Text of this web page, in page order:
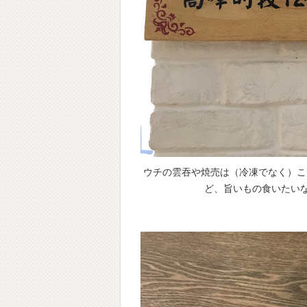
ウチの雲吞や焼売は（冷凍でなく）
ど、旨いもの食いたい